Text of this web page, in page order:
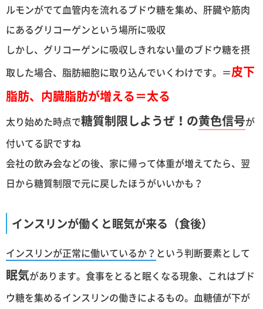
ルモンがでて血管内を流れるブドウ糖を集め、肝臓や筋肉
にあるグリコーゲンという場所に吸収
しかし、グリコーゲンに吸収しきれない量のブドウ糖を摂
取した場合、脂肪細胞に取り込んでいくわけです。＝皮下
脂肪、内臓脂肪が増える＝太る
太り始めた時点で糖質制限しようぜ！の黄色信号が
付いてる訳ですね
会社の飲み会などの後、家に帰って体重が増えてたら、翌
日から糖質制限で元に戻したほうがいいかも？
インスリンが働くと眠気が来る（食後）
インスリンが正常に働いているか？ という判断要素として
眠気があります。食事をとると眠くなる現象、これはブド
ウ糖を集めるインスリンの働きによるもの。血糖値が下が